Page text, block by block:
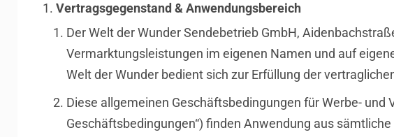
Vertragsgegenstand & Anwendungsbereich
Der Welt der Wunder Sendebetrieb GmbH,
Vermarktungsleistungen im eigenen Namen und auf
Welt der Wunder bedient sich zur Erfüllung der
Diese allgemeinen Geschäftsbedingungen für Werbe-
Geschäftsbedingungen“) finden Anwendung aus